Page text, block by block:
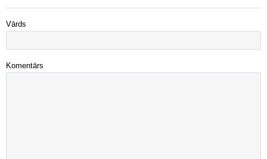
Vārds
Komentārs